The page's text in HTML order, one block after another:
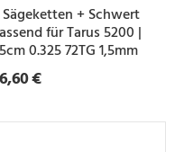
+ Schwert
für Tarus 5200 |
0.325 72TG 1,5mm
€